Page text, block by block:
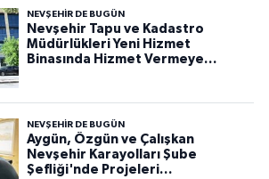
NEVŞEHIR DE BUGÜN
Nevşehir Tapu ve Kadastro
Müdürlükleri Yeni Hizmet
Binasında Hizmet Vermeye
NEVŞEHIR DE BUGÜN
Aygün, Özgün ve Çalışkan
Nevşehir Karayolları Şube
Şefliği'nde Projeleri